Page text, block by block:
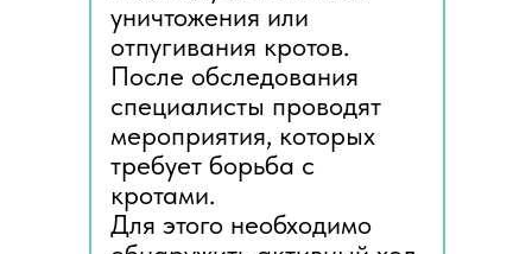
уничтожения или
отпугивания кротов.
После обследования
специалисты проводят
мероприятия, которых
требует борьба с
кротами.
Для этого необходимо